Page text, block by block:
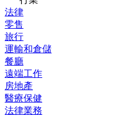
法律
零售
旅行
運輸和倉儲
餐廳
遠端工作
房地產
醫療保健
法律業務